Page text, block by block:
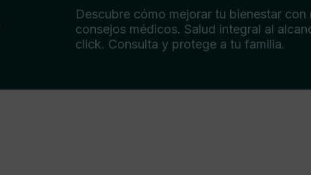
Descubre cómo mejorar tu bienestar con
consejos médicos. Salud integral al
click. Consulta y protege a tu familia.